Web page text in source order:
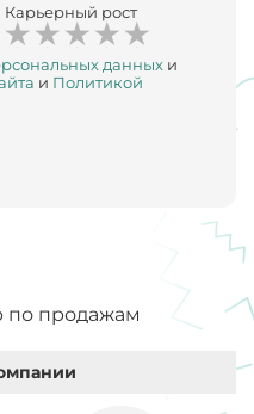
Карьерный рост
данных и
и Политикой
по продажам